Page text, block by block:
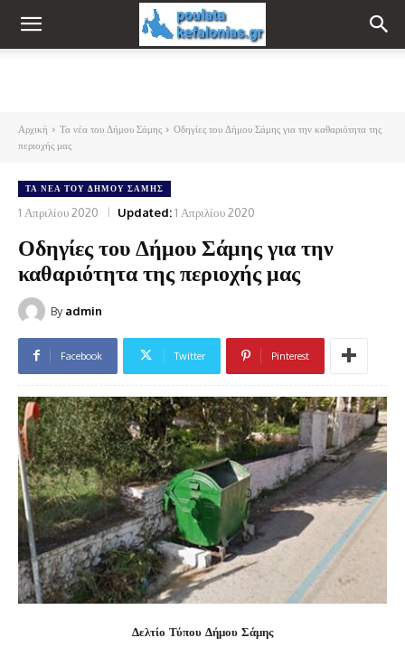
Αρχική Τα νέα του Δήμου Σάμης
Οδηγίες του Δήμου Σάμης για την καθαριότητα της
περιοχής μας
ΤΑ ΝΈΑ ΤΟΥ ΔΉΜΟΥ ΣΆΜΗΣ
1 Απριλίου 2020 Updated:1 Απριλίου 2020
Οδηγίες του Δήμου Σάμης για την
καθαριότητα της περιοχής μας
By admin
Facebook Twitter Pinterest
Δελτίο Τύπου Δήμου Σάμης